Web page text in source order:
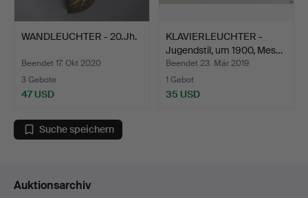
WANDLEUCHTER - 20.Jh.
Beendet 17. Okt 2020
3 Gebote
47 USD
KLAVIERLEUCHTER -
Jugendstil, um 1900, Mes…
Beendet 23. Mär 2019
1 Gebot
35 USD
Suche speichern
Auktionsarchiv